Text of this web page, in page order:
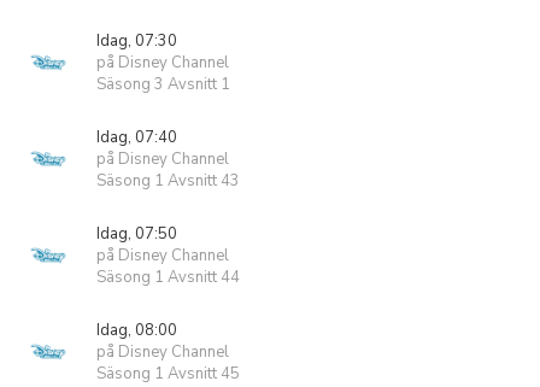
Idag, 07:30
på Disney Channel
Säsong 3 Avsnitt 1
Idag, 07:40
på Disney Channel
Säsong 1 Avsnitt 43
Idag, 07:50
på Disney Channel
Säsong 1 Avsnitt 44
Idag, 08:00
på Disney Channel
Säsong 1 Avsnitt 45